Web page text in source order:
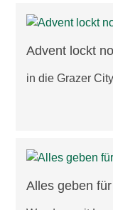
Advent lockt
in die Grazer City
Alles geben